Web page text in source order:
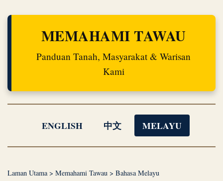
MEMAHAMI TAWAU
Panduan Tanah, Masyarakat & Warisan
Kami
ENGLISH 中文 MELAYU
Laman Utama> Memahami Tawau > Bahasa Melayu